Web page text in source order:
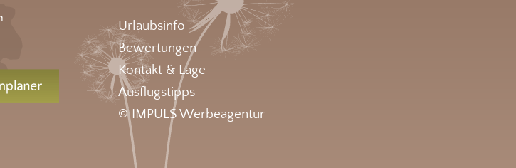
Urlaubsinfo
Bewertungen
Kontakt & Lage
Ausflugstipps
© IMPULS Werbeagentur